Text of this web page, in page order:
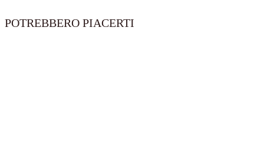
POTREBBERO PIACERTI